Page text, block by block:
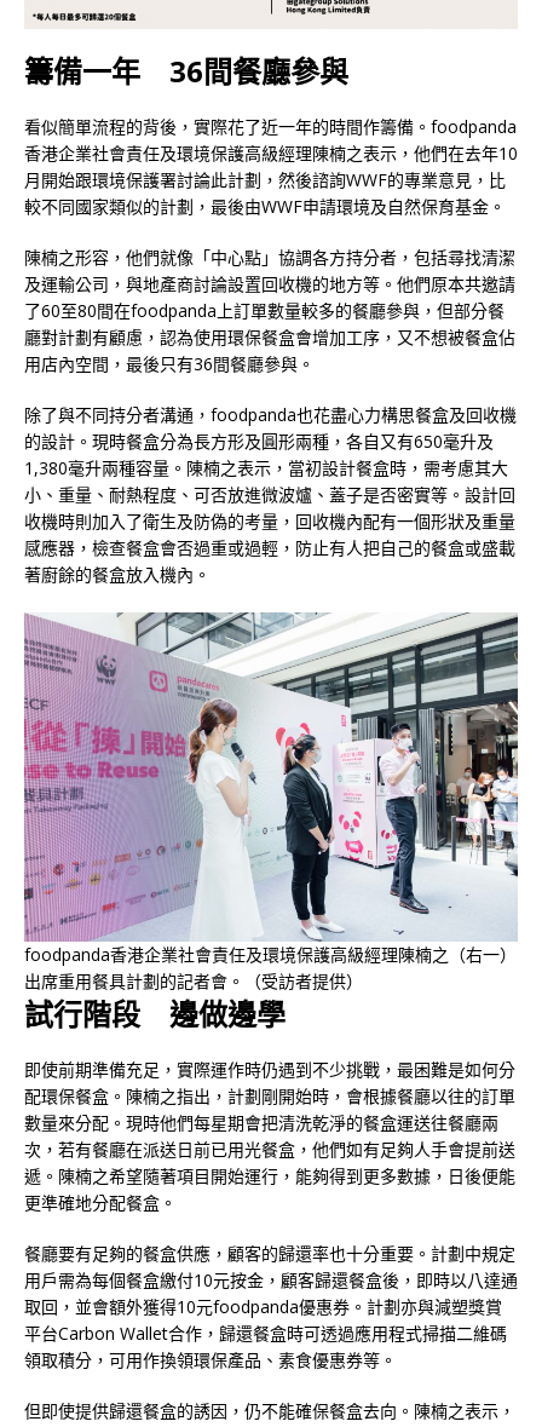
籌備一年 36間餐廳參與
看似簡單流程的背後，實際花了近一年的時間作籌備。foodpanda
香港企業社會責任及環境保護高級經理陳楠之表示，他們在去年10
月開始跟環境保護署討論此計劃，然後諮詢WWF的專業意見，比
較不同國家類似的計劃，最後由WWF申請環境及自然保育基金。
陳楠之形容，他們就像「中心點」協調各方持分者，包括尋找清潔
及運輸公司，與地產商討論設置回收機的地方等。他們原本共邀請
了60至80間在foodpanda上訂單數量較多的餐廳參與，但部分餐
廳對計劃有顧慮，認為使用環保餐盒會增加工序，又不想被餐盒佔
用店內空間，最後只有36間餐廳參與。
除了與不同持分者溝通，foodpanda也花盡心力構思餐盒及回收機
的設計。現時餐盒分為長方形及圓形兩種，各自又有650毫升及
1,380毫升兩種容量。陳楠之表示，當初設計餐盒時，需考慮其大
小、重量、耐熱程度、可否放進微波爐、蓋子是否密實等。設計回
收機時則加入了衛生及防偽的考量，回收機內配有一個形狀及重量
感應器，檢查餐盒會否過重或過輕，防止有人把自己的餐盒或盛載
著廚餘的餐盒放入機內。
foodpanda香港企業社會責任及環境保護高級經理陳楠之（右一）
出席重用餐具計劃的記者會。（受訪者提供）
試行階段 邊做邊學
即使前期準備充足，實際運作時仍遇到不少挑戰，最困難是如何分
配環保餐盒。陳楠之指出，計劃剛開始時，會根據餐廳以往的訂單
數量來分配。現時他們每星期會把清洗乾淨的餐盒運送往餐廳兩
次，若有餐廳在派送日前已用光餐盒，他們如有足夠人手會提前送
遞。陳楠之希望隨著項目開始運行，能夠得到更多數據，日後便能
更準確地分配餐盒。
餐廳要有足夠的餐盒供應，顧客的歸還率也十分重要。計劃中規定
用戶需為每個餐盒繳付10元按金，顧客歸還餐盒後，即時以八達通
取回，並會額外獲得10元foodpanda優惠券。計劃亦與減塑獎賞
平台Carbon Wallet合作，歸還餐盒時可透過應用程式掃描二維碼
領取積分，可用作換領環保產品、素食優惠券等。
但即使提供歸還餐盒的誘因，仍不能確保餐盒去向。陳楠之表示，